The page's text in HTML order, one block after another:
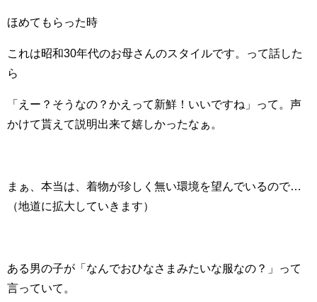
ほめてもらった時
これは昭和30年代のお母さんのスタイルです。って話した
ら
「えー？そうなの？かえって新鮮！いいですね」って。声
かけて貰えて説明出来て嬉しかったなぁ。
まぁ、本当は、着物が珍しく無い環境を望んでいるので…
（地道に拡大していきます）
ある男の子が「なんでおひなさまみたいな服なの？」って
言っていて。